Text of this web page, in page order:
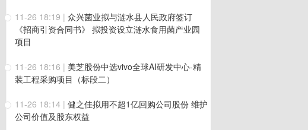
11-26 18:19 | 众兴菌业拟与涟水县人民政府签订
《招商引资合同书》 拟投资设立涟水食用菌产业园
项目
11-26 18:16 | 美芝股份中选vivo全球AI研发中心-精
装工程采购项目（标段二）
11-26 18:14 | 健之佳拟用不超1亿回购公司股份 维护
公司价值及股东权益